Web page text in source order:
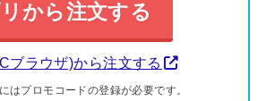
から注文する
ブラウザ)から注文する
はプロモコードの登録が必要です。